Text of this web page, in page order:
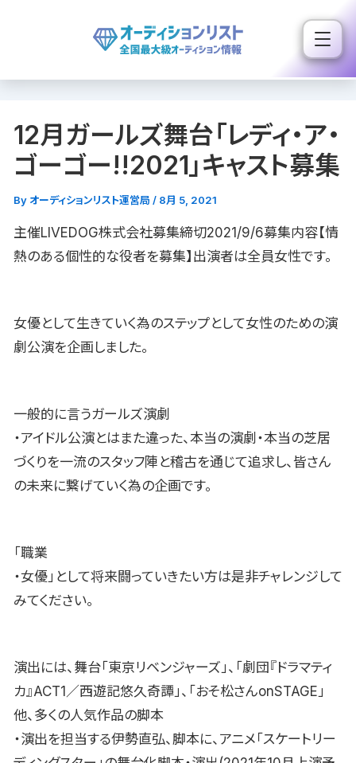
ス
12月ガールズ舞台「レディ・ア・
ゴーゴー!!2021」キャスト募集
By オーディションリスト運営局 / 8月 5, 2021
主催LIVEDOG株式会社募集締切2021/9/6募集内容【情
熱のある個性的な役者を募集】出演者は全員女性です。
女優として生きていく為のステップとして女性のための演
劇公演を企画しました。
一般的に言うガールズ演劇
・アイドル公演とはまた違った、本当の演劇・本当の芝居
づくりを一流のスタッフ陣と稽古を通じて追求し、皆さん
の未来に繋げていく為の企画です。
「職業
・女優」として将来闘っていきたい方は是非チャレンジして
みてください。
演出には、舞台「東京リベンジャーズ」、「劇団『ドラマティ
カ』ACT1／西遊記悠久奇譚」、「おそ松さんonSTAGE」
他、多くの人気作品の脚本
・演出を担当する伊勢直弘、脚本に、アニメ「スケートリー